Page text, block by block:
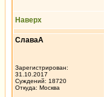
Наверх
СлаваА
Зарегистрирован:
31.10.2017
Суждений: 18720
Откуда: Москва